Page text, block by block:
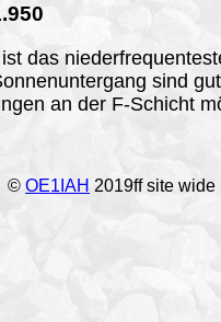
das
sind
an der F-Schicht
© OE1IAH 2019ff site